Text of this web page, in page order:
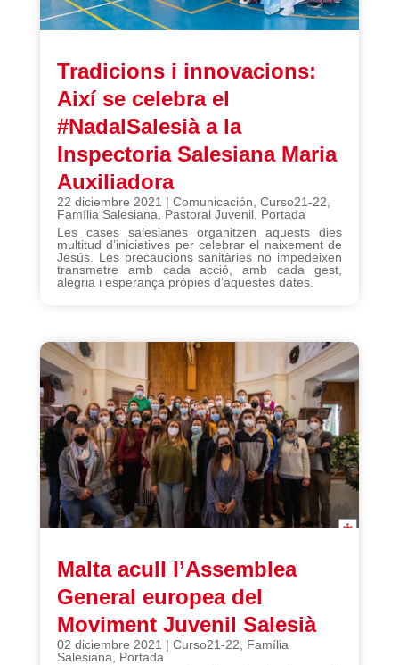
Tradicions i innovacions:
Així se celebra el
#NadalSalesià a la
Inspectoria Salesiana Maria
Auxiliadora
22 diciembre 2021 | Comunicación Curso21-22
Família Salesiana
Pastoral Juvenil, Portada
Les cases salesianes organitzen aquests dies
multitud d’iniciatives per celebrar el naixement de
Jesús. Les precaucions sanitàries no impedeixen
transmetre amb cada acció, amb cada gest,
alegria i esperança pròpies d’aquestes dates.
Malta acull l’Assemblea
General europea del
Moviment Juvenil Salesià
02 diciembre 2021 | Curso21-22
Família
Salesiana
Portada